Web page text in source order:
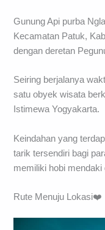
Gunung Api purba
Kecamatan Patuk,
dengan deretan
Seiring berjalanya
satu obyek wisata
Istimewa Yogyakarta.
Keindahan yang
tarik tersendiri bagi
memiliki hobi mendaki
Rute Menuju Lokasi❤️